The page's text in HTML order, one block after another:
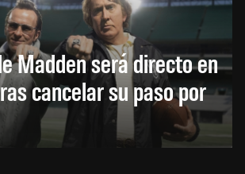
Madden será directo en
cancelar su paso por